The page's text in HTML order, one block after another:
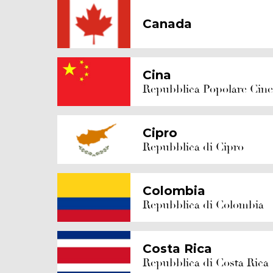
Canada
Cina
Repubblica Popolare
Cipro
Repubblica di Cipro
Colombia
Repubblica di Colombia
Costa Rica
Repubblica di Costa Rica